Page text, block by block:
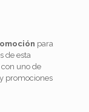
para
de esta
uno de
promociones